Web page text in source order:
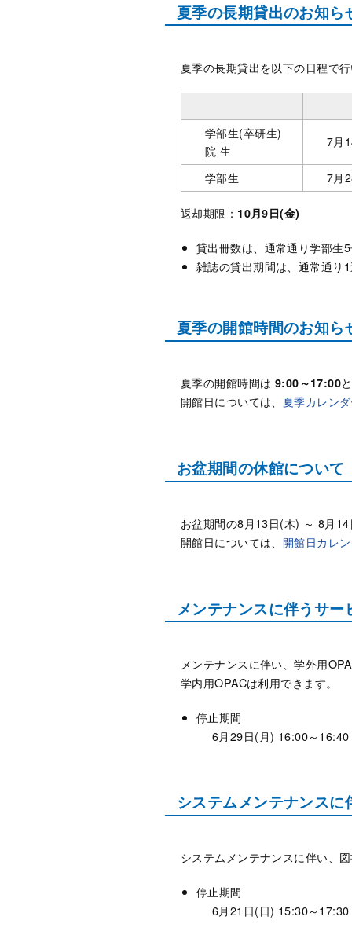
夏季の長期貸出のお知
夏季の長期貸出を以下の日程で
学部生(卒研生)
院 生
7月
学部生 7月
返却期限： 10月9日(金)
貸出冊数は、通常通り学部生
雑誌の貸出期間は、通常通り
夏季の開館時間のお知ら
夏季の開館時間は 9:00～17:00
開館日については、 夏季カレン
お盆期間の休館について
お盆期間の8月13日(木) ～ 8月
開館日については、 開館日カレ
メンテナンスに伴うサ
メンテナンスに伴い、学外用
学内用OPACは利用できます。
停止期間
6月29日(月) 16:00～16:40
システムメンテナンス
システムメンテナンスに伴い、
停止期間
6月21日(日) 15:30～17:30